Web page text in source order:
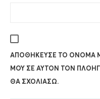
ΑΠΟΘΉΚΕΥΣΕ ΤΟ ΌΝΟΜΆ
ΜΟΥ ΣΕ ΑΥΤΌΝ ΤΟΝ
ΘΑ ΣΧΟΛΙΆΣΩ.